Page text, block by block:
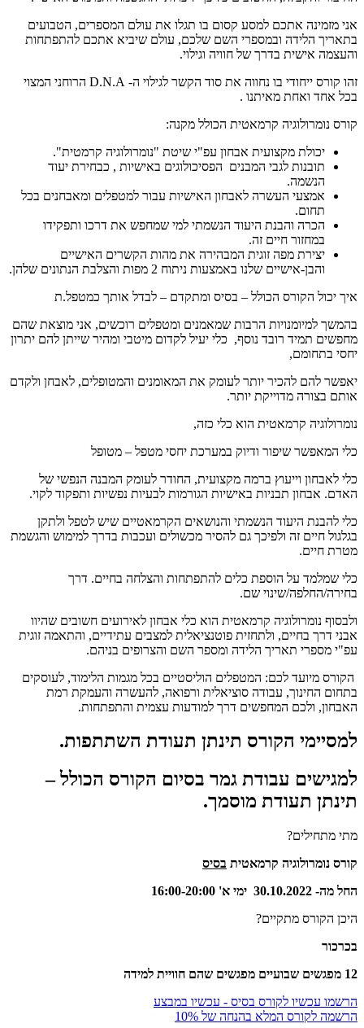
אני מזמינה אתכם למסע קסום בו תגלו את עולם המספרים, הטבועים
בתאריך הלידה ובמספרי השם שלכם, עולם שיביא אתכם להתפתחות
והעצמה אישית בדרך של חוויה וגילוי.
זהו קורס ייחודי בו נחווה את סוד הקשר לגילוי ה- D.N.A הרוחני המצוי
בכל אחד ואחת מאיתנו .
קורס נומרולוגיה קרמאטית הכולל מקנה:
יכולת מקצועית אבחון עפ"י שיטת "נומרולוגיה קרמטית".
תובנות לגבי המבנים הפסיכולוגים באישיות , כבחירת יעוד
הנשמה.
אמצעי העשרה לאבחון האישיות עבור למטפלים ומאבחנים בכל
תחום.
הכרה והבנת היעוד הנשמתי למי שמחפש את דרכו ותפקידו
במחזור חיים זה.
יצירת מפה זוגית המבהירה את מהות הקשרים האישיים
והבן-אישיים שלנו באמצעות ניתוח 2 מפות והצלבת הנתונים שלהן.
איך יכול הקורס הכולל – בסיס ומתקדם – לבדל אותך כמטפל.ת
בהמשך למיומנויות הרבות שמאמנים ומטפלים רוכשים, אני מוצאת שהם
מחפשים תמיד רובד נוסף, כלי יעיל לקדום מיטבי ומהיר שייתן להם יתרון
יחסי בתחומם,
יאפשר להם להכיר יותר לעומק את המאומנים והמטופלים, לאבחן ולקדם
אותם בצורה מדוייקת יותר.
נומרולוגיה קרמאטית הוא כלי כזה,
כלי המאפשר שיפור ודיוק במערכת יחסי מטפל – מטופל
כלי לאבחון וייעוץ ברמה מקצועית, החודר לעומק המבנה הנפשי של
האדם. אבחון תבניות באישיות הגורמות לבעיות נפשיות ותפקוד לקוי.
כלי להבנת היעוד הנשמתי והנושאים הקרמאטיים שיש לטפל ולתקן
בגלגול חיים זה ולפיכך גם להסיר מכשולים ועכבות בדרך למימוש והגשמת
מטרת חיים.
כלי שמלמד על הוספת כלים להתפתחות והצלחה בחיים. דרך
בחירה/החלפה/שינוי שם.
ולבסוף נומרולוגיה קרמאטית הוא כלי אבחון לאירועים חשובים שהיוו
אבני דרך בחיים, ולתחזית פוטנציאלית למצבים עתידיים, והתאמה זוגית
עפ"י מספרי תאריך הלידה ומספר השם והצרופים בניהם.
הקורס מיועד לכם: המטפלים הוליסטיים בכל מגמות הלימוד, לעוסקים
בתחום החינוך, עבודה סוציאלית ורפואה, להעשרה והעמקת רמת
האבחון, ולכם המחפשים דרך למודעות עצמית והתפתחות.
למסיימי הקורס תינתן תעודת השתתפות.
למגישים עבודת גמר בסיום הקורס הכולל –
תינתן תעודת מוסמך.
מתי מתחילים?
קורס נומרולוגיה קרמאטית בסיס
החל מה- 30.10.2022 ימי א' 16:00-
20:00
היכן הקורס מתקיים?
בכרכור
12 מפגשים שבועיים
מפגשים שהם חוויית למידה
הרשמו עכשיו לקורס בסיס - עכשיו במבצע
הרשמה לקורס המלא בהנחה של 10%